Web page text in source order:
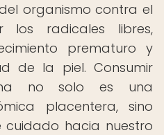
organismo contra el
los radicales libres,
prematuro y
de la piel. Consumir
no solo es una
placentera, sino
hacia nuestro